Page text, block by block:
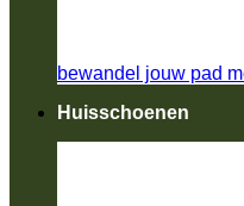
bewandel jouw pad
Huisschoenen